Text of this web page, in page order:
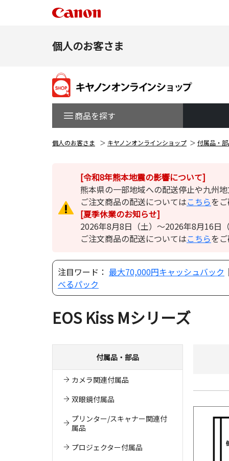
個人のお客さま
商品を探す
個人のお客さま キヤノンオンラインショップ 付属品・
[令和8年熊本地震の影響について]
熊本県の一部地域への配送停止や九州
ご注文商品の配送についてはこちらを
[夏季休業のお知らせ]
2026年8月8日（土）～2026年8月16日
ご注文商品の配送についてはこちらを
注目ワード： 最大70,000円キャッシュバック
べるパック
EOS Kiss Mシリーズ
付属品・部品
カメラ関連付属品
双眼鏡付属品
プリンター/スキャナー関連付
属品
プロジェクター付属品